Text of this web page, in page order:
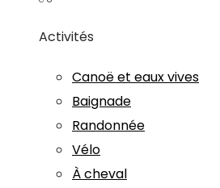
Activités
Canoë et eaux vives
Baignade
Randonnée
Vélo
À cheval